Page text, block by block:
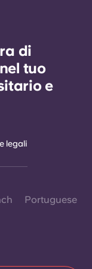
di
tuo
e
legali
Portuguese